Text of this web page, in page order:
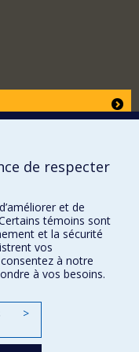
de respecter
et de
témoins sont
et la sécurité
vos
à notre
à vos besoins.
>